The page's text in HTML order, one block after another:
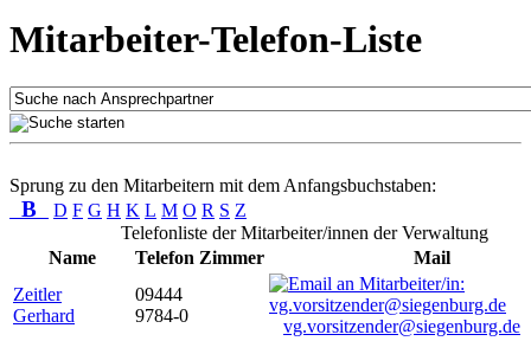
Mitarbeiter-Telefon-Liste
Sprung zu den Mitarbeitern mit dem Anfangsbuchstaben:
B D F G H K L M O R S Z
Telefonliste der Mitarbeiter/innen der Verwaltung
Name
Telefon Zimmer
Mail
Zeitler
Gerhard
09444
9784-0
vg.vorsitzender@siegenburg.de